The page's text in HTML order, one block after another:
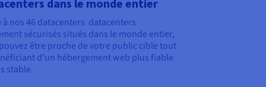
dans le monde entier
à nos46 datacenters datacenters
sécurisés situés dans le monde entier,
être proche de votre public cible tout
d’un hébergement web plus fiable
stable.